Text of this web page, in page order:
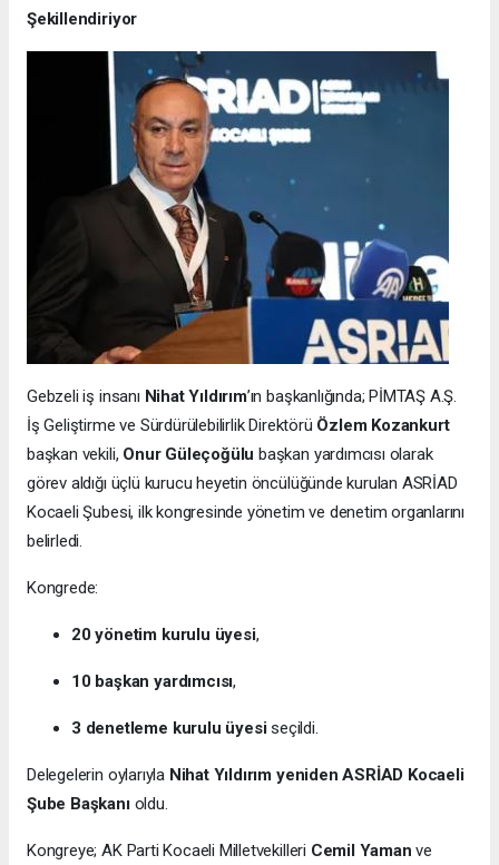
Şekillendiriyor
Gebzeli iş insanı Nihat Yıldırım’ın başkanlığında; PİMTAŞ A.Ş.
İş Geliştirme ve Sürdürülebilirlik Direktörü Özlem Kozankurt
başkan vekili, Onur Güleçoğülu başkan yardımcısı olarak
görev aldığı üçlü kurucu heyetin öncülüğünde kurulan ASRİAD
Kocaeli Şubesi, ilk kongresinde yönetim ve denetim organlarını
belirledi.
Kongrede:
20 yönetim kurulu üyesi,
10 başkan yardımcısı,
3 denetleme kurulu üyesiseçildi.
Delegelerin oylarıyla Nihat Yıldırım yeniden ASRİAD Kocaeli
Şube Başkanıoldu.
Kongreye; AK Parti Kocaeli Milletvekilleri Cemil Yaman ve